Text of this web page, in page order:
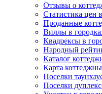
Отзывы о
Статистика цен
Проданные
Виллы в
Квадрексы в
Народный
Каталог
Карта
Поселки
Поселки